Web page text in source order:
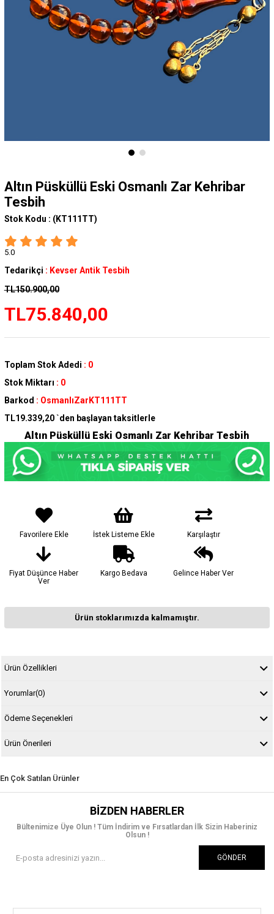
Altın Püsküllü Eski Osmanlı Zar Kehribar
Tesbih
Stok Kodu : (KT111TT)
5.0
Tedarikçi : Kevser Antik Tesbih
TL150.900,00
TL75.840,00
Toplam Stok Adedi : 0
Stok Miktarı : 0
Barkod : OsmanlıZarKT111TT
TL19.339,20 `den başlayan taksitlerle
Altın Püsküllü Eski Osmanlı Zar Kehribar Tesbih
Favorilere Ekle İstek Listeme Ekle Karşılaştır
Fiyat Düşünce Haber
Ver
Kargo Bedava Gelince Haber Ver
Ürün stoklarımızda kalmamıştır.
Ürün Özellikleri
Yorumlar(0)
Ödeme Seçenekleri
Ürün Önerileri
En Çok Satılan Ürünler
BIZDEN HABERLER
Bültenimize Üye Olun ! Tüm İndirim ve Fırsatlardan İlk Sizin Haberiniz
Olsun !
GÖNDER